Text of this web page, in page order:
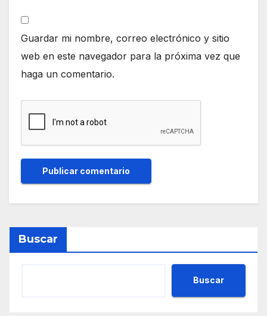
Guardar mi nombre, correo electrónico y sitio
web en este navegador para la próxima vez que
haga un comentario.
Buscar
Buscar